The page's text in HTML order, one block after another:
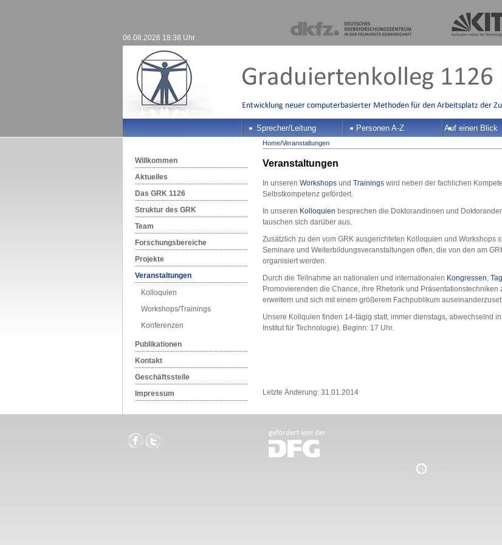
06.08.2026 18:38 Uhr
Sprecher/Leitung Personen A-Z Auf einen Blick
Willkommen
Aktuelles
Das GRK 1126
Struktur des GRK
Team
Forschungsbereiche
Projekte
Veranstaltungen
Kolloquien
Workshops/Trainings
Konferenzen
Publikationen
Kontakt
Geschäftsstelle
Impressum
Home/Veranstaltungen
Veranstaltungen
In unseren Workshopsund Trainingswird neben der fachlichen
Selbstkompetenz gefördert.
In unseren Kolloquien besprechen die Doktorandinnen und
tauschen sich darüber aus.
Zusätzlich zu den vom GRK ausgerichteten Kolloquien und Workshops
Seminare und Weiterbildungsveranstaltungen offen, die von den am
organisiert werden.
Durch die Teilnahme an nationalen und internationalen Kongressen,
Promovierenden die Chance, ihre Rhetorik und
erweitern und sich mit einem größerem Fachpublikum
Unsere Kollquien finden 14-tägig statt, immer dienstags, abwechselnd
Institut für Technologie). Beginn: 17 Uhr.
Letzte Änderung: 31.01.2014